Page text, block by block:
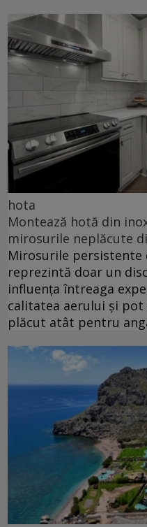
hota
Montează hotă din
mirosurile neplăcute
Mirosurile persistente
reprezintă doar un
influența întreaga
calitatea aerului și
plăcut atât pentru